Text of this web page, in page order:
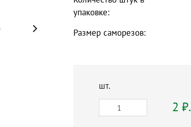
упаковке:
Размер саморезов:
шт.
2 ₽.